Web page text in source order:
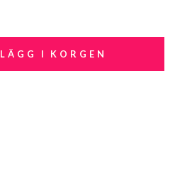
LÄGG I KORGEN